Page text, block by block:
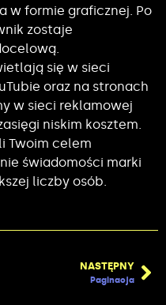
w formie graficznej. Po
zostaje
się w sieci
oraz na stronach
w sieci reklamowej
niskim kosztem.
Twoim celem
świadomości marki
liczby osób.
NASTĘPNY
Paginacja